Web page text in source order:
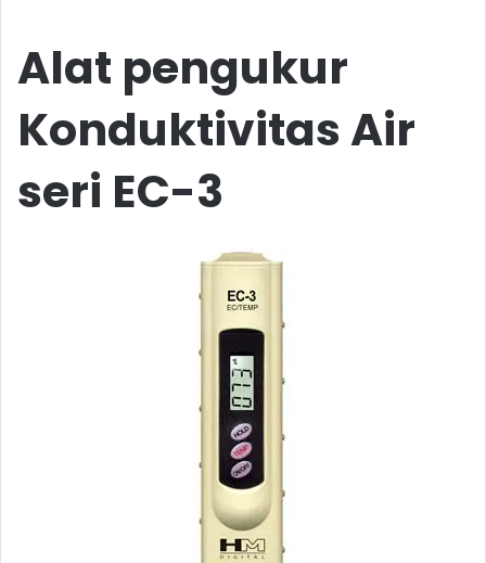
Alat pengukur
Konduktivitas Air
seri EC-3